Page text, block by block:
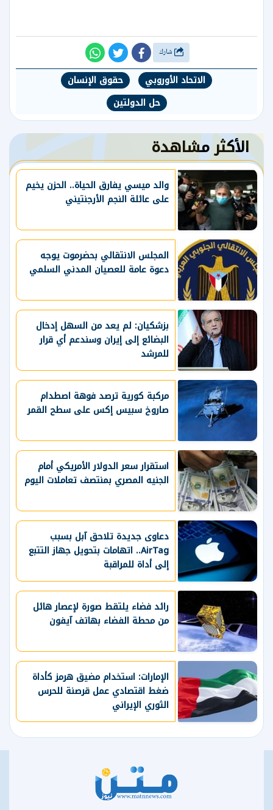
الاتحاد الأوروبي
حقوق الإنسان
حل الدولتين
الأكثر مشاهدة
والد ميسي يفارق الحياة.. الحزن يخيم
على عائلة النجم الأرجنتيني
المجلس الانتقالي بحضرموت يوجه
دعوة عامة للعصيان المدني السلمي
بزشكيان: لم يعد من السهل إدخال
البضائع إلى إيران وسندعم أي قرار
للمرشد
مركبة كورية ترصد فوهة اصطدام
صاروخ سبيس إكس على سطح القمر
استقرار سعر الدولار الأمريكي أمام
الجنيه المصري بمنتصف تعاملات اليوم
دعاوى جديدة تلاحق آبل بسبب
AirTag.. اتهامات بتحويل جهاز التتبع
إلى أداة للمراقبة
رائد فضاء يلتقط صورة لإعصار هائل
من محطة الفضاء بهاتف آيفون
الإمارات: استخدام مضيق هرمز كأداة
ضغط اقتصادي عمل قرصنة للحرس
الثوري الإيراني